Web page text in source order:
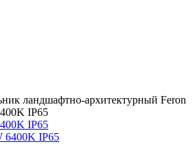
ландшафтно-архитектурный Feron
IP65
IP65